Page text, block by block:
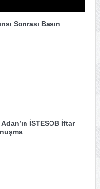
Sonrası Basın
İSTESOB İftar